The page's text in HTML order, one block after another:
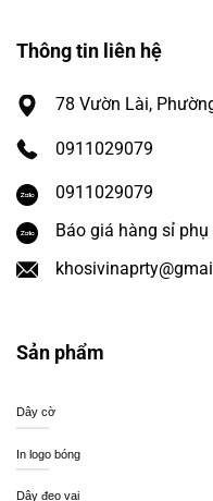
Thông tin liên hệ
78 Vườn Lài,
0911029079
0911029079
Báo giá hàng sỉ phụ
Sản phẩm
Dây cờ
In logo bóng
Dây đeo vai